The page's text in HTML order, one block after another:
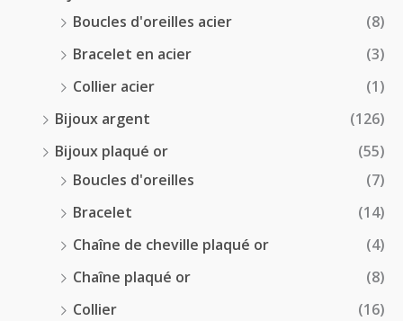
Boucles d'oreilles acier
(8)
Bracelet en acier
(3)
Collier acier
(1)
Bijoux argent
(126)
Bijoux plaqué or
(55)
Boucles d'oreilles
(7)
Bracelet
(14)
Chaîne de cheville plaqué or
(4)
Chaîne plaqué or
(8)
Collier
(16)